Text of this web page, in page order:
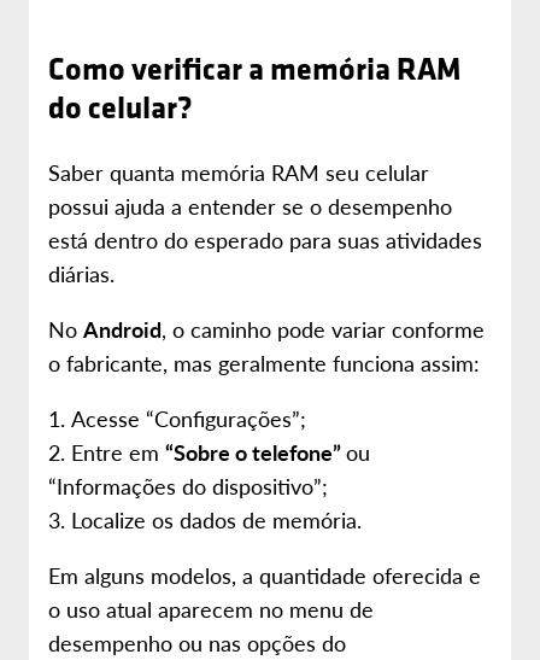
Como verificar a memória RAM
do celular?
Saber quanta memória RAM seu celular
possui ajuda a entender se o desempenho
está dentro do esperado para suas atividades
diárias.
No Android, o caminho pode variar conforme
o fabricante, mas geralmente funciona assim:
Acesse “Configurações”;
Entre em “Sobre o telefone”ou
“Informações do dispositivo”;
Localize os dados de memória.
Em alguns modelos, a quantidade oferecida e
o uso atual aparecem no menu de
desempenho ou nas opções do